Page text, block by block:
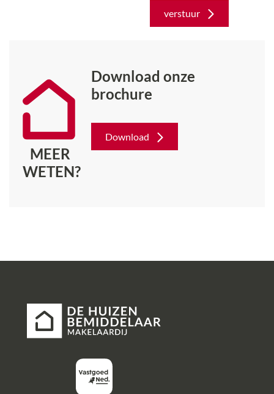
verstuur
MEER
WETEN?
Download onze
brochure
Download